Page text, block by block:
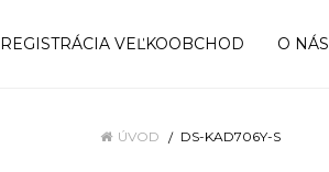
REGISTRÁCIA VEĽKOOBCHOD O NÁS
ÚVOD DS-KAD706Y-S